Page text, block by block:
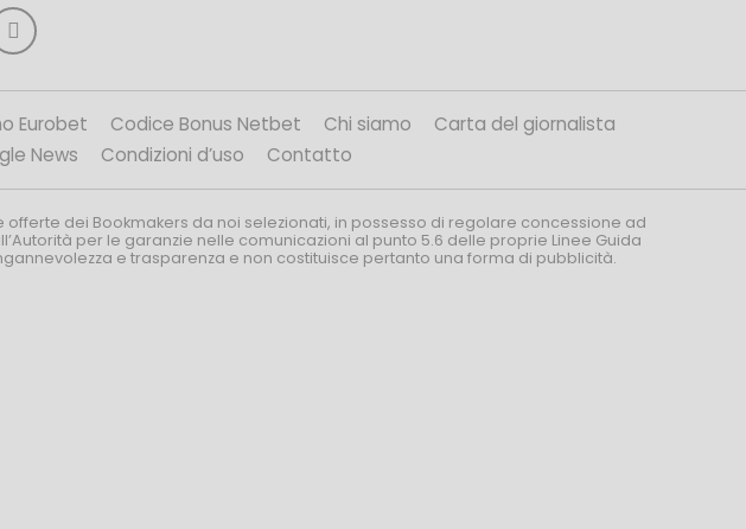
Eurobet Codice Bonus Netbet Chi siamo
Carta del giornalista
News Condizioni d’uso Contatto
dei Bookmakers da noi selezionati, in possesso di regolare concessione ad
per le garanzie nelle comunicazioni al punto 5.6 delle proprie Linee Guida
e trasparenza e non costituisce pertanto una forma di pubblicità.